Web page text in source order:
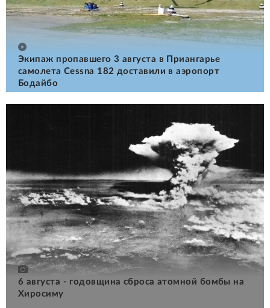
Экипаж пропавшего 3 августа в Приангарье
самолета Cessna 182 доставили в аэропорт
Бодайбо
6 августа - годовщина сброса атомной бомбы на
Хиросиму